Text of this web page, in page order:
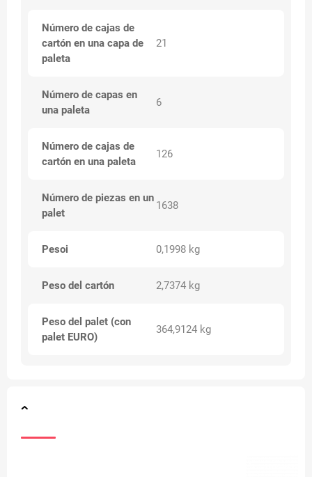
Número de cajas de
cartón en una capa de
paleta
21
Número de capas en
una paleta
6
Número de cajas de
cartón en una paleta
126
Número de piezas en un
palet
1638
Pesoi 0,1998 kg
Peso del cartón 2,7374 kg
Peso del palet (con
palet EURO)
364,9124 kg